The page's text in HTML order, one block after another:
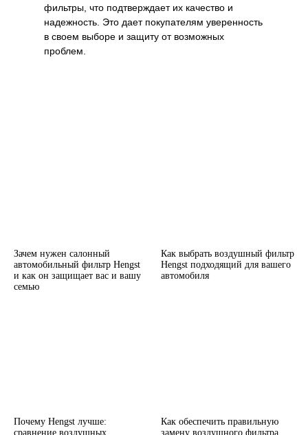
фильтры, что подтверждает их качество и
надежность. Это дает покупателям уверенность
в своем выборе и защиту от возможных
проблем.
Зачем нужен салонный
автомобильный фильтр Hengst
и как он защищает вас и вашу
семью
Как выбрать воздушный фильтр
Hengst подходящий для вашего
автомобиля
Почему Hengst лучше:
сравнение воздушных
Как обеспечить правильную
замену воздушного фильтра